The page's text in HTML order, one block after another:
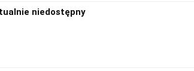
niedostępny